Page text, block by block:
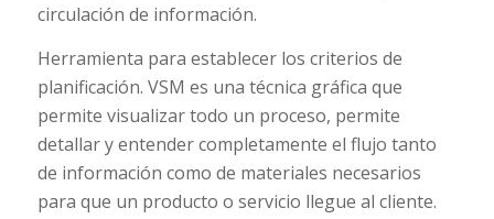
circulación de información.
Herramienta para establecer los criterios de
planificación. VSM es una técnica gráfica que
permite visualizar todo un proceso, permite
detallar y entender completamente el flujo tanto
de información como de materiales necesarios
para que un producto o servicio llegue al cliente.